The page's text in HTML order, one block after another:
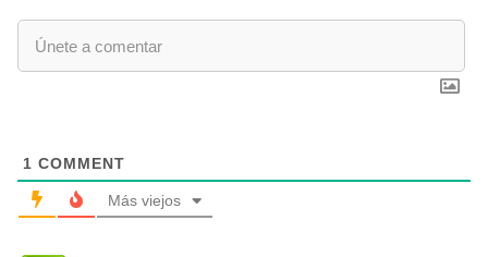
1 COMMENT
Más viejos